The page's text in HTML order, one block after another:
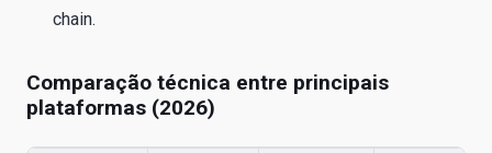
chain.
Comparação técnica entre principais
plataformas (2026)